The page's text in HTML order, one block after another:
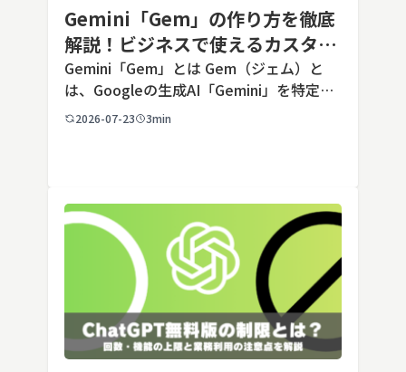
Gemini「Gem」の作り方を徹底
解説！ビジネスで使えるカスタム
AIの設定手順と活用例
Gemini「Gem」とは Gem（ジェム）と
は、Googleの生成AI「Gemini」を特定の
用途に合わせてカスタマイズできる機能で
2026-07-23 3min